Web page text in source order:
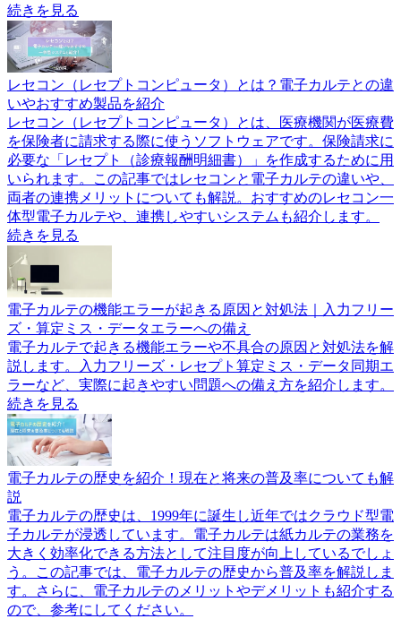
続きを見る
レセコン（レセプトコンピュータ）とは？電子カルテとの違
いやおすすめ製品を紹介
レセコン（レセプトコンピュータ）とは、医療機関が医療費
を保険者に請求する際に使うソフトウェアです。保険請求に
必要な「レセプト（診療報酬明細書）」を作成するために用
いられます。この記事ではレセコンと電子カルテの違いや、
両者の連携メリットについても解説。おすすめのレセコン一
体型電子カルテや、連携しやすいシステムも紹介します。
続きを見る
電子カルテの機能エラーが起きる原因と対処法｜入力フリー
ズ・算定ミス・データエラーへの備え
電子カルテで起きる機能エラーや不具合の原因と対処法を解
説します。入力フリーズ・レセプト算定ミス・データ同期エ
ラーなど、実際に起きやすい問題への備え方を紹介します。
続きを見る
電子カルテの歴史を紹介！現在と将来の普及率についても解
説
電子カルテの歴史は、1999年に誕生し近年ではクラウド型電
子カルテが浸透しています。電子カルテは紙カルテの業務を
大きく効率化できる方法として注目度が向上しているでしょ
う。この記事では、電子カルテの歴史から普及率を解説しま
す。さらに、電子カルテのメリットやデメリットも紹介する
ので、参考にしてください。